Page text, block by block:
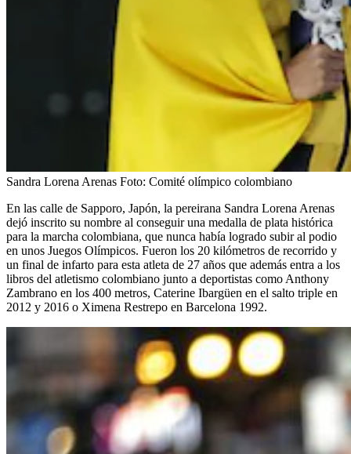
Sandra Lorena Arenas Foto: Comité olímpico colombiano
En las calle de Sapporo, Japón, la pereirana Sandra Lorena Arenas
dejó inscrito su nombre al conseguir una medalla de plata histórica
para la marcha colombiana, que nunca había logrado subir al podio
en unos Juegos Olímpicos. Fueron los 20 kilómetros de recorrido y
un final de infarto para esta atleta de 27 años que además entra a los
libros del atletismo colombiano junto a deportistas como Anthony
Zambrano en los 400 metros, Caterine Ibargüen en el salto triple en
2012 y 2016 o Ximena Restrepo en Barcelona 1992.